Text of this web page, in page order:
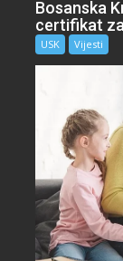
Bosanska
certifikat
USK Vijesti